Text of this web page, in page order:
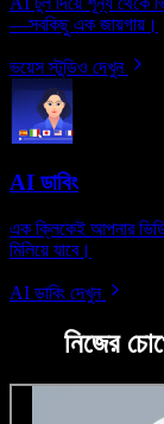
—সবকিছু এক জায়গায়।
ভয়েস স্টুডিও দেখুন
AI ডাবিং
এক ক্লিকেই আপনার
মিলিয়ে যাবে।
AI ডাবিং দেখুন
নিজের